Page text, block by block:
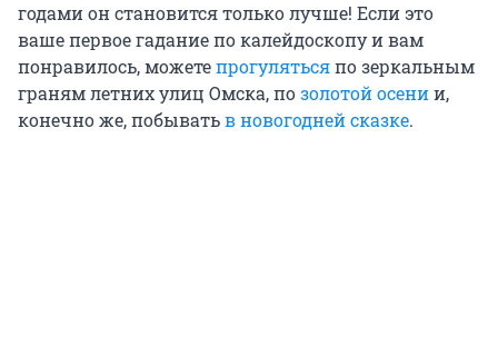
годами он становится только лучше! Если это
ваше первое гадание по калейдоскопу и вам
понравилось, можетепрогулятьсяпо зеркальным
граням летних улиц Омска, позолотой осении,
конечно же, побыватьв новогодней сказке.